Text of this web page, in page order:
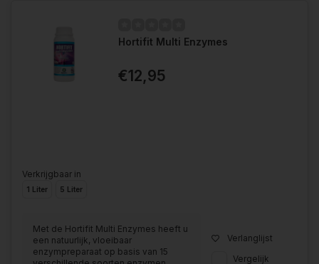
Hortifit Multi Enzymes
€12,95
Verkrijgbaar in
1 Liter 5 Liter
Met de Hortifit Multi Enzymes heeft u
een natuurlijk, vloeibaar
enzympreparaat op basis van 15
Verlanglijst
Vergelijk